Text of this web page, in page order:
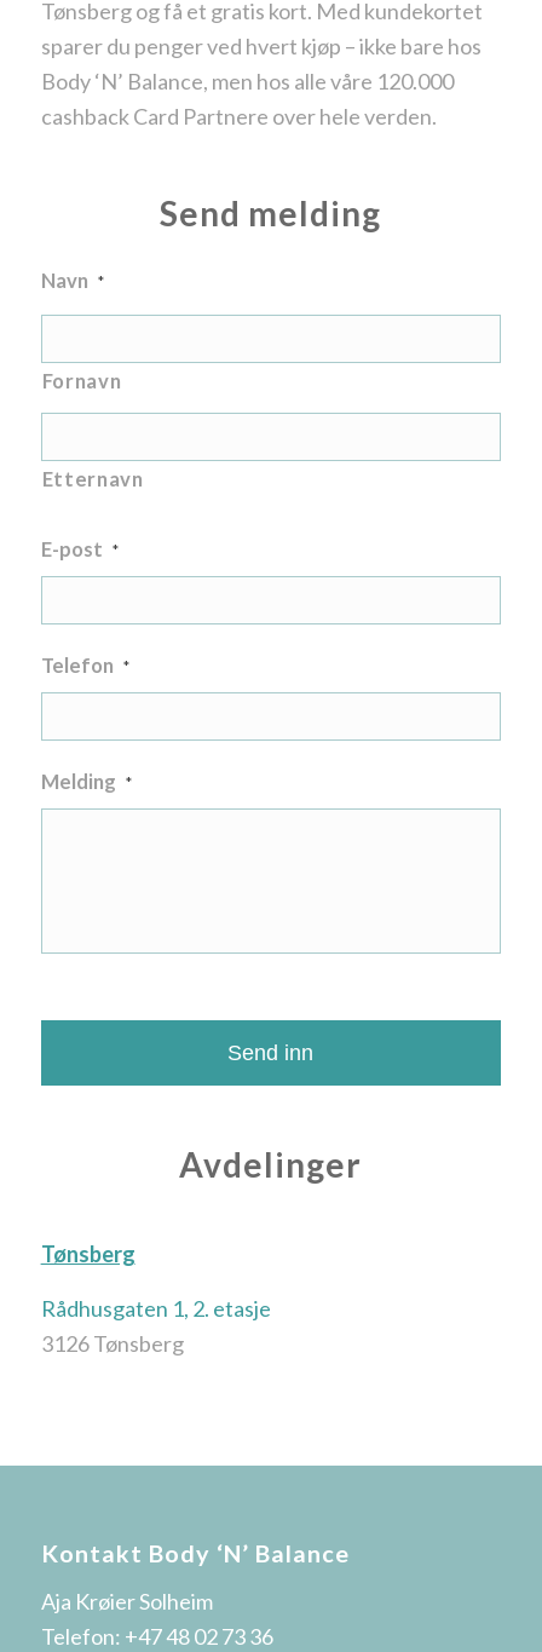
Tønsberg og få et gratis kort. Med kundekortet
sparer du penger ved hvert kjøp – ikke bare hos
Body ‘N’ Balance, men hos alle våre 120.000
cashback Card Partnere over hele verden.
Send melding
Navn *
Fornavn
Etternavn
E-post *
Telefon *
Melding *
Avdelinger
Tønsberg
Rådhusgaten 1, 2. etasje
3126 Tønsberg
Kontakt Body ‘N’ Balance
Aja Krøier Solheim
Telefon: +47 48 02 73 36